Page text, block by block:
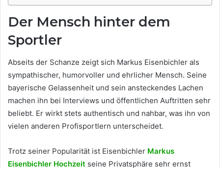
Der Mensch hinter dem
Sportler
Abseits der Schanze zeigt sich Markus Eisenbichler als
sympathischer, humorvoller und ehrlicher Mensch. Seine
bayerische Gelassenheit und sein ansteckendes Lachen
machen ihn bei Interviews und öffentlichen Auftritten sehr
beliebt. Er wirkt stets authentisch und nahbar, was ihn von
vielen anderen Profisportlern unterscheidet.
Trotz seiner Popularität ist Eisenbichler Markus
Eisenbichler Hochzeit seine Privatsphäre sehr ernst